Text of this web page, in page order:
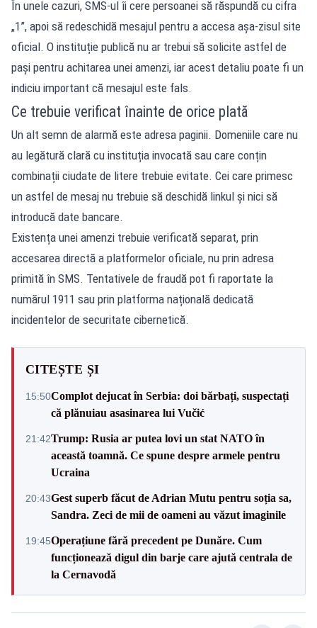
În unele cazuri, SMS-ul îi cere persoanei să răspundă cu cifra
„1”, apoi să redeschidă mesajul pentru a accesa așa-zisul site
oficial. O instituție publică nu ar trebui să solicite astfel de
pași pentru achitarea unei amenzi, iar acest detaliu poate fi un
indiciu important că mesajul este fals.
Ce trebuie verificat înainte de orice plată
Un alt semn de alarmă este adresa paginii. Domeniile care nu
au legătură clară cu instituția invocată sau care conțin
combinații ciudate de litere trebuie evitate. Cei care primesc
un astfel de mesaj nu trebuie să deschidă linkul și nici să
introducă date bancare.
Existența unei amenzi trebuie verificată separat, prin
accesarea directă a platformelor oficiale, nu prin adresa
primită în SMS. Tentativele de fraudă pot fi raportate la
numărul 1911 sau prin platforma națională dedicată
incidentelor de securitate cibernetică.
CITEȘTE ȘI
15:50Complot dejucat în Serbia: doi bărbați, suspectați
că plănuiau asasinarea lui Vučić
21:42Trump: Rusia ar putea lovi un stat NATO în
această toamnă. Ce spune despre armele pentru
Ucraina
20:43Gest superb făcut de Adrian Mutu pentru soția sa,
Sandra. Zeci de mii de oameni au văzut imaginile
19:45Operațiune fără precedent pe Dunăre. Cum
funcționează digul din barje care ajută centrala de
la Cernavodă